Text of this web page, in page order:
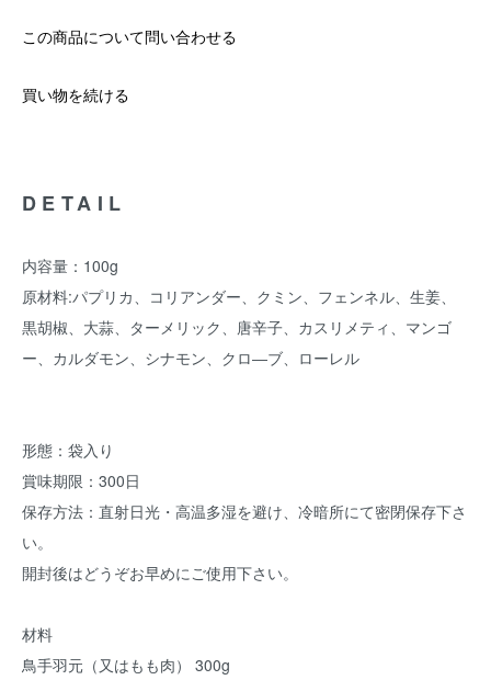
この商品について問い合わせる
買い物を続ける
DETAIL
内容量：100g
原材料:パプリカ、コリアンダー、クミン、フェンネル、生姜、
黒胡椒、大蒜、ターメリック、唐辛子、カスリメティ、マンゴ
ー、カルダモン、シナモン、クロ―ブ、ローレル
形態：袋入り
賞味期限：300日
保存方法：直射日光・高温多湿を避け、冷暗所にて密閉保存下さ
い。
開封後はどうぞお早めにご使用下さい。
材料
鳥手羽元（又はもも肉） 300g